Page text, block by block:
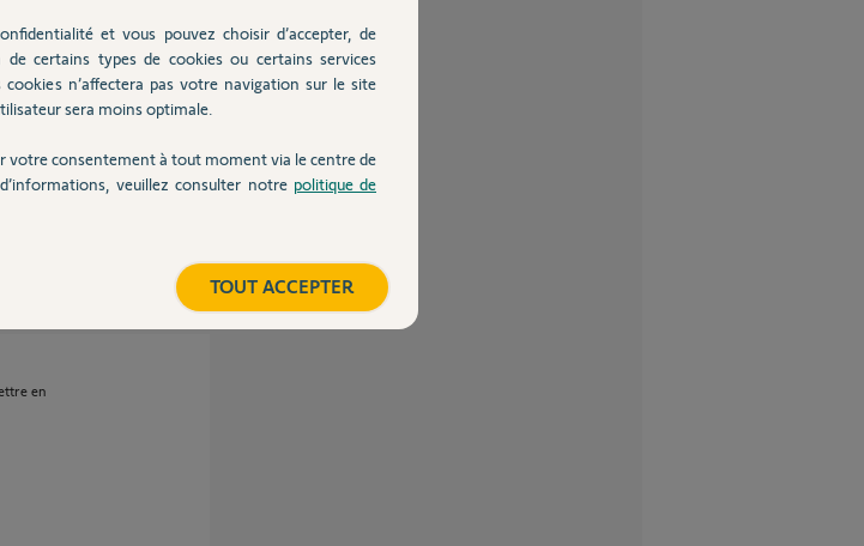
les
en
et vous pouvez choisir d’accepter, de
certains types de cookies ou certains services
n’affectera pas votre navigation sur le site
sera moins optimale.
votre consentement à tout moment via le centre de
veuillez consulter notre politique de
TOUT ACCEPTER